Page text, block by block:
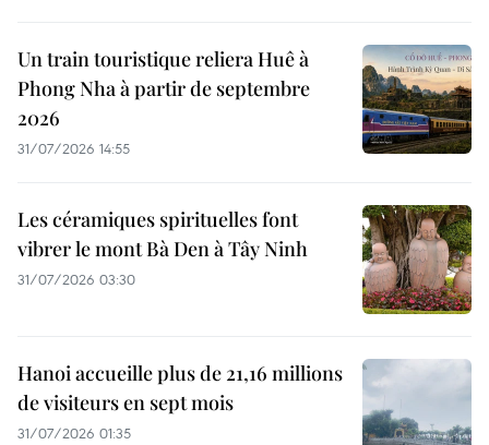
Un train touristique reliera Huê à
Phong Nha à partir de septembre
2026
31/07/2026 14:55
Les céramiques spirituelles font
vibrer le mont Bà Den à Tây Ninh
31/07/2026 03:30
Hanoi accueille plus de 21,16 millions
de visiteurs en sept mois ​
31/07/2026 01:35